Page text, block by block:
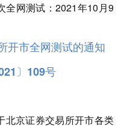
全网测试：2021年10月9
开市全网测试的通知
〕109号
北京证券交易所开市各类